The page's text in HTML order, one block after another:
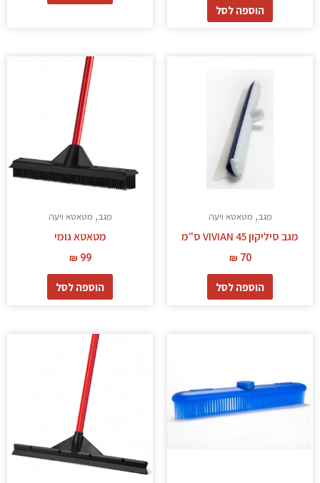
הוספה לסל
מגב, מטאטא ויעה
מגב סיליקון VIVIAN 45 ס"מ
₪ 70
הוספה לסל
מגב, מטאטא ויעה
מטאטא גומי
₪ 99
הוספה לסל